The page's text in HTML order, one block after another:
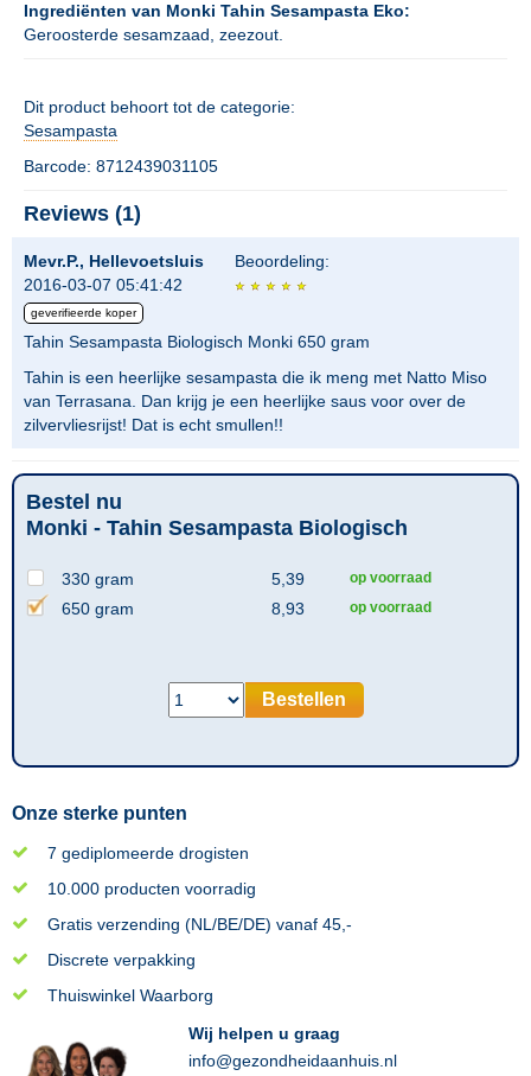
Ingrediënten van Monki Tahin Sesampasta Eko:
Geroosterde sesamzaad, zeezout.
Dit product behoort tot de categorie:
Sesampasta
Barcode: 8712439031105
Reviews (1)
Mevr.P., Hellevoetsluis
2016-03-07 05:41:42
geverifieerde koper
Beoordeling:
Tahin Sesampasta Biologisch Monki 650 gram
Tahin is een heerlijke sesampasta die ik meng met Natto Miso
van Terrasana. Dan krijg je een heerlijke saus voor over de
zilvervliesrijst! Dat is echt smullen!!
Bestel nu
Monki - Tahin Sesampasta Biologisch
330 gram 5,39 op voorraad
650 gram 8,93 op voorraad
Bestellen
Onze sterke punten
7 gediplomeerde drogisten
10.000 producten voorradig
Gratis verzending (NL/BE/DE) vanaf 45,-
Discrete verpakking
Thuiswinkel Waarborg
Wij helpen u graag
info@gezondheidaanhuis.nl